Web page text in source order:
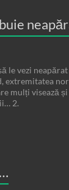
le vezi
extremitatea
mulți visează
2.